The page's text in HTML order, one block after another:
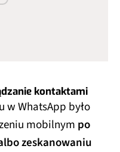
kontaktami
w WhatsApp było
mobilnym po
zeskanowaniu